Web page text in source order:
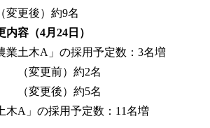
更後）約9名
内容（4月24日）
業土木A」の採用予定数：3名増
変更前）約2名
変更後）約5名
木A」の採用予定数：11名増